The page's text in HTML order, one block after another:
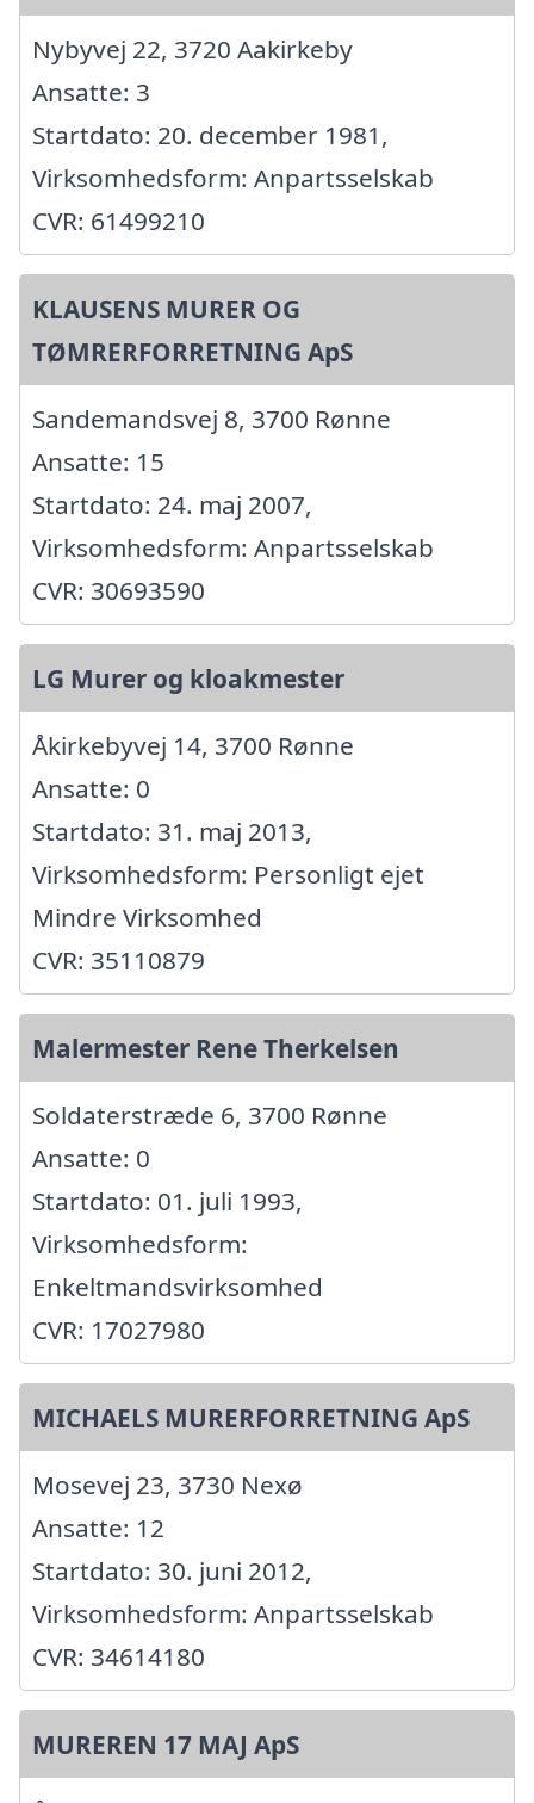
Nybyvej 22, 3720 Aakirkeby
Ansatte: 3
Startdato: 20. december 1981,
Virksomhedsform: Anpartsselskab
CVR: 61499210
KLAUSENS MURER OG
TØMRERFORRETNING ApS
Sandemandsvej 8, 3700 Rønne
Ansatte: 15
Startdato: 24. maj 2007,
Virksomhedsform: Anpartsselskab
CVR: 30693590
LG Murer og kloakmester
Åkirkebyvej 14, 3700 Rønne
Ansatte: 0
Startdato: 31. maj 2013,
Virksomhedsform: Personligt ejet
Mindre Virksomhed
CVR: 35110879
Malermester Rene Therkelsen
Soldaterstræde 6, 3700 Rønne
Ansatte: 0
Startdato: 01. juli 1993,
Virksomhedsform:
Enkeltmandsvirksomhed
CVR: 17027980
MICHAELS MURERFORRETNING ApS
Mosevej 23, 3730 Nexø
Ansatte: 12
Startdato: 30. juni 2012,
Virksomhedsform: Anpartsselskab
CVR: 34614180
MUREREN 17 MAJ ApS